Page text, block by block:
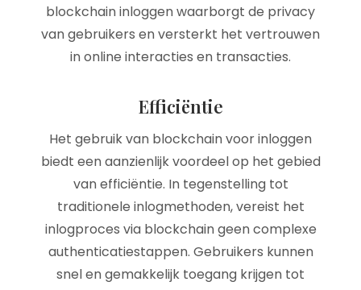
blockchain inloggen waarborgt de privacy
van gebruikers en versterkt het vertrouwen
in online interacties en transacties.
Efficiëntie
Het gebruik van blockchain voor inloggen
biedt een aanzienlijk voordeel op het gebied
van efficiëntie. In tegenstelling tot
traditionele inlogmethoden, vereist het
inlogproces via blockchain geen complexe
authenticatiestappen. Gebruikers kunnen
snel en gemakkelijk toegang krijgen tot